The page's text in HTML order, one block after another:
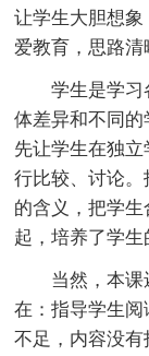
让学生大胆想
爱教育，思路清
学生是学
体差异和不同的
先让学生在独
行比较、讨论。
的含义，把学
起，培养了学生
当然，本
在：指导学生
不足，内容没